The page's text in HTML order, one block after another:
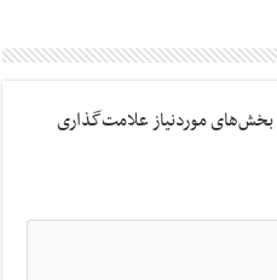
بخش‌های موردنیاز علامت‌گذاری